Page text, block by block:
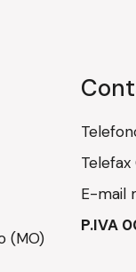
(MO)
Telefax
E-mail
P.IVA